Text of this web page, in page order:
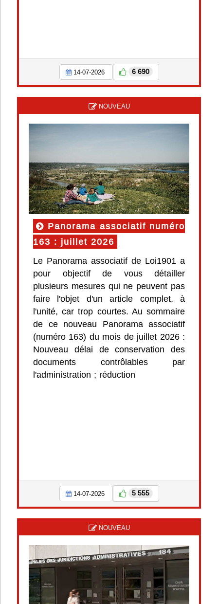
14-07-2026 6 690
NOUVEAU
Panorama associatif numéro
163 : juillet 2026
Le Panorama associatif de Loi1901 a
pour objectif de vous détailler
plusieurs mesures qui ne peuvent pas
faire l'objet d'un article complet, à
l'unité, car trop courtes. Au sommaire
de ce nouveau Panorama associatif
(numéro 163) du mois de juillet 2026 :
Nouveau délai de conservation des
documents contrôlables par
l'administration ; réduction
14-07-2026 5 555
NOUVEAU